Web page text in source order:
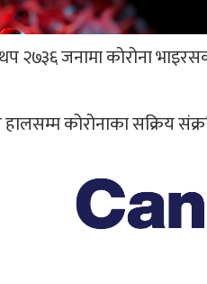
२७३६ जनामा कोरोना
कोरोनाका सक्रिय